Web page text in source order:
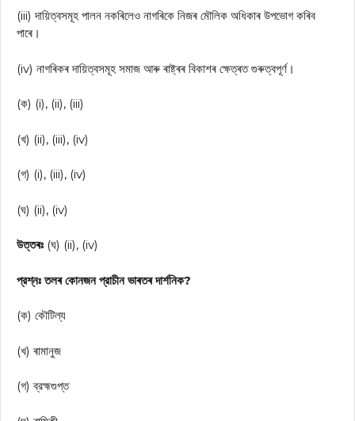
(iii) দায়িত্বসমূহ পালন নকৰিলেও নাগৰিকে নিজৰ মৌলিক অধিকাৰ উপভোগ কৰিব
পাৰে।
(iv) নাগৰিকৰ দায়িত্বসমূহ সমাজ আৰু ৰাষ্ট্ৰৰ বিকাশৰ ক্ষেত্ৰত গুৰুত্বপূর্ণ।
(ক) (i), (ii), (iii)
(খ) (ii), (iii), (iv)
(গ) (i), (iii), (iv)
(ঘ) (ii), (iv)
উত্তৰঃ (ঘ) (ii), (iv)
প্রশ্নঃ তলৰ কোনজন প্রাচীন ভাৰতৰ দার্শনিক?
(ক) কৌটিল্য
(খ) ৰামানুজ
(গ) ব্রহ্মগুপ্ত